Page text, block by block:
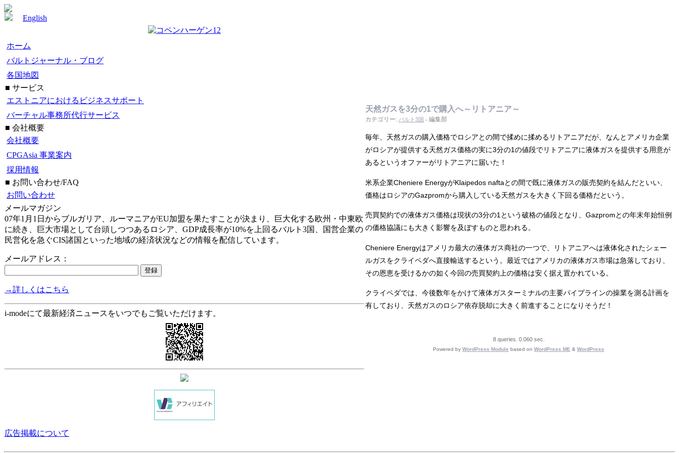
English
ホーム
バルトジャーナル・ブログ
各国地図
■ サービス
エストニアにおけるビジネスサポート
バーチャル事務所代行サービス
■ 会社概要
会社概要
CPGAsia 事業案内
採用情報
■ お問い合わせ/FAQ
お問い合わせ
メールマガジン
07年1月1日からブルガリア、ルーマニアがEU加盟を果たすことが決まり、巨大化する欧州・中東欧
に続き、巨大市場として台頭しつつあるロシア、GDP成長率が10%を上回るバルト3国、国営企業の
民営化を急ぐCIS諸国といった地域の経済状況などの情報を配信しています。
メールアドレス：
→詳しくはこちら
i-modeにて最新経済ニュースをいつでもご覧いただけます。
広告掲載について
天然ガスを3分の1で購入へ～リトアニア～
カテゴリー: バルト3国 - 編集部
毎年、天然ガスの購入価格でロシアとの間で揉めに揉めるリトアニアだが、なんとアメリカ企業
がロシアが提供する天然ガス価格の実に3分の1の値段でリトアニアに液体ガスを提供する用意が
あるというオファーがリトアニアに届いた！
米系企業Cheniere EnergyがKlaipedos naftaとの間で既に液体ガスの販売契約を結んだといい、
価格はロシアのGazpromから購入している天然ガスを大きく下回る価格だという。
売買契約での液体ガス価格は現状の3分の1という破格の値段となり、Gazpromとの年末年始恒例
の価格協議にも大きく影響を及ぼすものと思われる。
Cheniere Energyはアメリカ最大の液体ガス商社の一つで、リトアニアへは液体化されたシェー
ルガスをクライペダへ直接輸送するという。最近ではアメリカの液体ガス市場は急落しており、
その恩恵を受けるかの如く今回の売買契約上の価格は安く据え置かれている。
クライペダでは、今後数年をかけて液体ガスターミナルの主要パイプラインの操業を測る計画を
有しており、天然ガスのロシア依存脱却に大きく前進することになりそうだ！
8 queries. 0.060 sec.
Powered by WordPress Module based on WordPress ME & WordPress